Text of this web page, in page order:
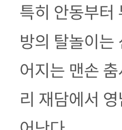
특히 안동부터
방의 탈놀이는
어지는 맨손
리 재담에서